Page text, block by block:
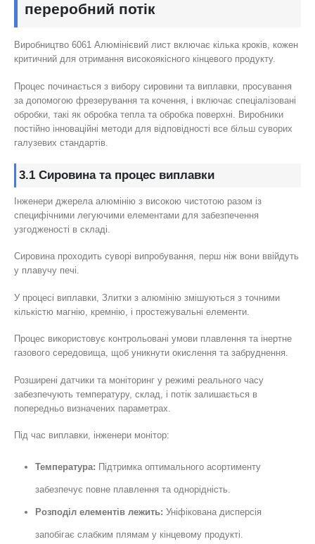
переробний потік
Виробництво 6061 Алюмінієвий лист включає кілька кроків, кожен
критичний для отримання високоякісного кінцевого продукту.
Процес починається з вибору сировини та виплавки, просування
за допомогою фрезерування та кочення, і включає спеціалізовані
обробки, такі як обробка тепла та обробка поверхні. Виробники
постійно інноваційні методи для відповідності все більш суворих
галузевих стандартів.
3.1 Сировина та процес виплавки
Інженери джерела алюмінію з високою чистотою разом із
специфічними легуючими елементами для забезпечення
узгодженості в складі.
Сировина проходить суворі випробування, перш ніж вони ввійдуть
у плавучу печі.
У процесі виплавки, Злитки з алюмінію змішуються з точними
кількістю магнію, кремнію, і простежувальні елементи.
Процес використовує контрольовані умови плавлення та інертне
газового середовища, щоб уникнути окислення та забруднення.
Розширені датчики та моніторинг у режимі реального часу
забезпечують температуру, склад, і потік залишається в
попередньо визначених параметрах.
Під час виплавки, інженери монітор:
Температура: Підтримка оптимального асортименту
забезпечує повне плавлення та однорідність.
Розподіл елементів лежить: Уніфікована дисперсія
запобігає слабким плямам у кінцевому продукті.